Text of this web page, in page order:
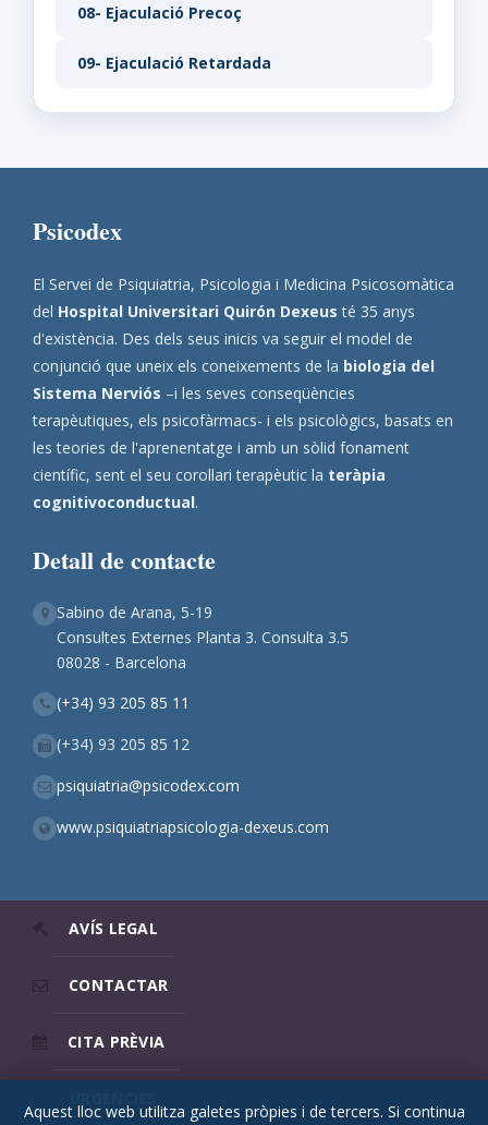
08- Ejaculació Precoç
09- Ejaculació Retardada
Psicodex
El Servei de Psiquiatria, Psicologia i Medicina Psicosomàtica
del Hospital Universitari Quirón Dexeus té 35 anys
d'existència. Des dels seus inicis va seguir el model de
conjunció que uneix els coneixements de la biologia del
Sistema Nerviós –i les seves conseqüències
terapèutiques, els psicofàrmacs- i els psicològics, basats en
les teories de l'aprenentatge i amb un sòlid fonament
científic, sent el seu corol·lari terapèutic la teràpia
cognitivoconductual.
Detall de contacte
Sabino de Arana, 5-19
Consultes Externes Planta 3. Consulta 3.5
08028 - Barcelona
(+34) 93 205 85 11
(+34) 93 205 85 12
psiquiatria@psicodex.com
www.psiquiatriapsicologia-dexeus.com
AVÍS LEGAL
CONTACTAR
CITA PRÈVIA
Aquest lloc web utilitza galetes pròpies i de tercers. Si continua